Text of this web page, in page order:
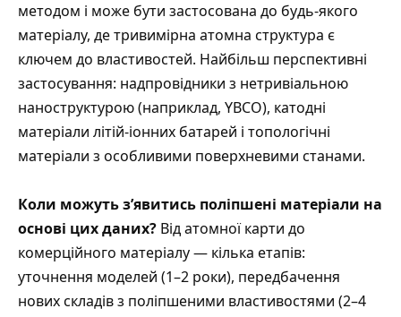
методом і може бути застосована до будь-якого
матеріалу, де тривимірна атомна структура є
ключем до властивостей. Найбільш перспективні
застосування: надпровідники з нетривіальною
наноструктурою (наприклад, YBCO), катодні
матеріали літій-іонних батарей і топологічні
матеріали з особливими поверхневими станами.
Коли можуть з’явитись поліпшені матеріали на
основі цих даних? Від атомної карти до
комерційного матеріалу — кілька етапів:
уточнення моделей (1–2 роки), передбачення
нових складів з поліпшеними властивостями (2–4